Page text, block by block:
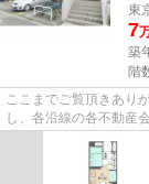
東
7
築
階
ここまでご覧頂きあり
し、各沿線の各不動産